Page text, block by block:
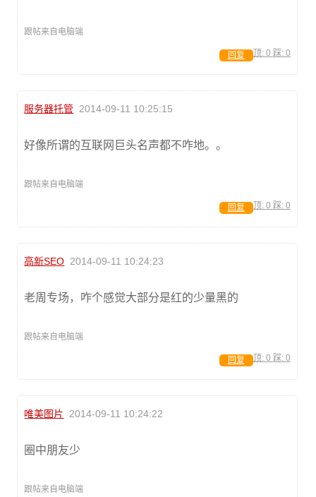
跟帖来自电脑端
顶: 0 踩: 0
回复
服务器托管 2014-09-11 10:25:15
好像所谓的互联网巨头名声都不咋地。。
跟帖来自电脑端
顶: 0 踩: 0
回复
高新SEO 2014-09-11 10:24:23
老周专场，咋个感觉大部分是红的少量黑的
跟帖来自电脑端
顶: 0 踩: 0
回复
唯美图片 2014-09-11 10:24:22
圈中朋友少
跟帖来自电脑端